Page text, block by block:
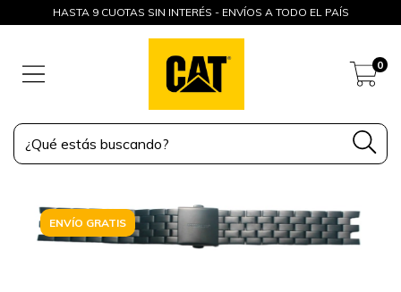
HASTA 9 CUOTAS SIN INTERÉS - ENVÍOS A TODO EL PAÍS
0
ENVÍO GRATIS